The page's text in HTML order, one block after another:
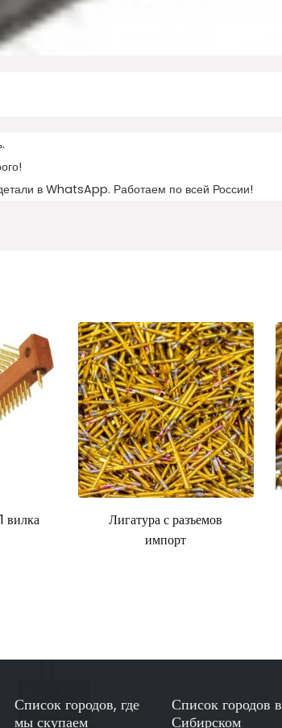
в WhatsApp. Работаем по всей России!
Лигатура с разъемов
импорт
Список городов, где
мы скупаем
Список городов в
Сибирском